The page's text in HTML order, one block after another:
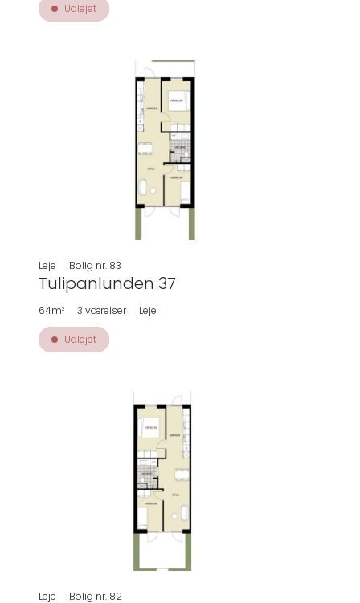
Udlejet
Leje Bolig nr. 83
Tulipanlunden 37
64m² 3 værelser Leje
Udlejet
Leje Bolig nr. 82